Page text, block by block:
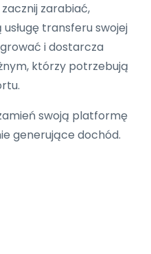
zarabiać,
transferu swojej
i dostarcza
którzy potrzebują
swoją platformę
generujące dochód.